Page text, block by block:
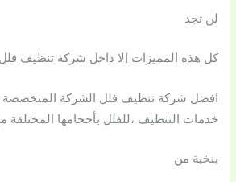
لن تجد
كل هذه المميزات إلا داخل شركة تنظيف فلل
افضل شركة تنظيف فلل الشركة المتخصصة
خدمات التنظيف ،للفلل بأحجامها المختلفة
بنخبة من